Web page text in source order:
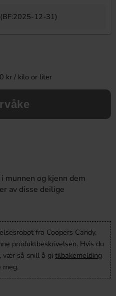
12-31)
kr / kilo or liter
munnen og kjenn dem
av disse deilige
fra Coopers Candy,
produktbeskrivelsen. Hvis du
vær så snill å gi tilbakemelding
meg.